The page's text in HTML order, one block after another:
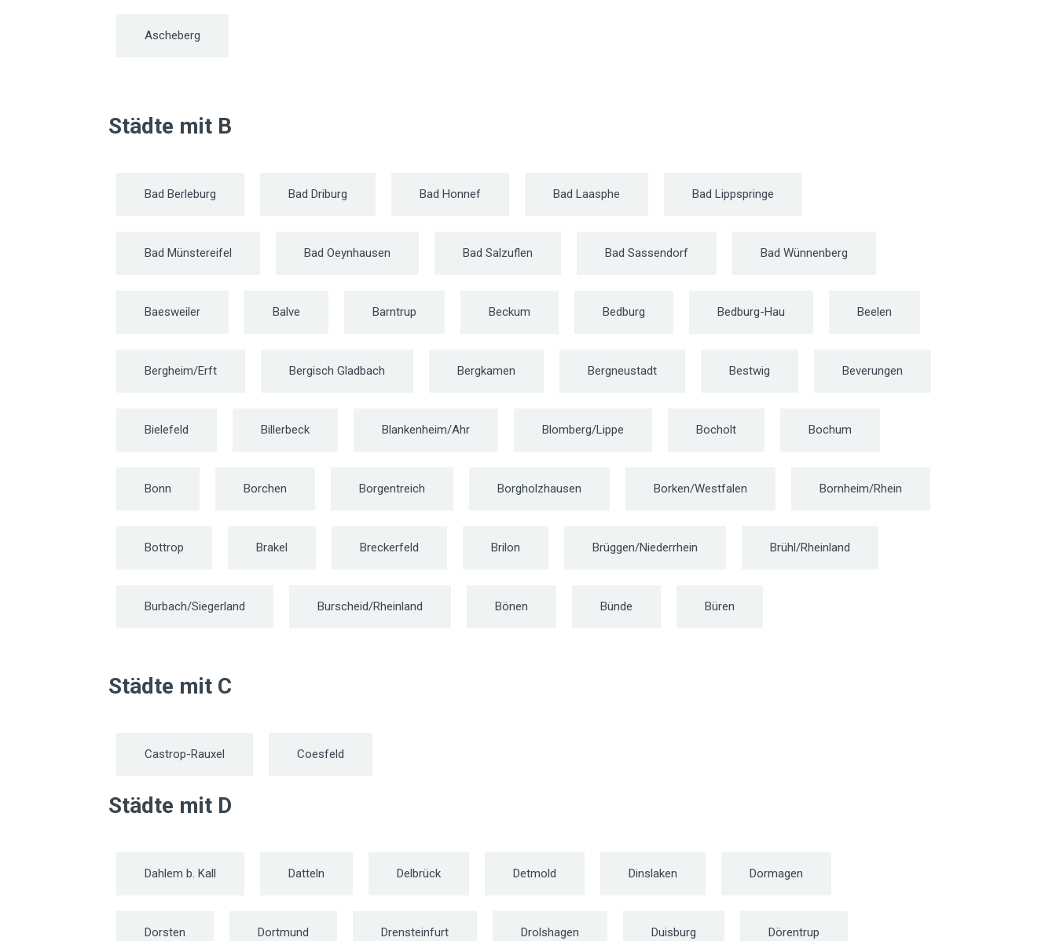
Ascheberg
Städte mit B
Bad Berleburg Bad Driburg Bad Honnef Bad Laasphe Bad Lippspringe
Bad Münstereifel Bad Oeynhausen Bad Salzuflen Bad Sassendorf Bad Wünnenberg
Baesweiler Balve Barntrup Beckum Bedburg Bedburg-Hau Beelen
Bergheim/Erft Bergisch Gladbach Bergkamen Bergneustadt Bestwig Beverungen
Bielefeld Billerbeck Blankenheim/Ahr Blomberg/Lippe Bocholt Bochum
Bonn Borchen Borgentreich Borgholzhausen Borken/Westfalen Bornheim/Rhein
Bottrop Brakel Breckerfeld Brilon Brüggen/Niederrhein Brühl/Rheinland
Burbach/Siegerland Burscheid/Rheinland Bönen Bünde Büren
Städte mit C
Castrop-Rauxel Coesfeld
Städte mit D
Dahlem b. Kall Datteln Delbrück Detmold Dinslaken Dormagen
Dorsten Dortmund Drensteinfurt Drolshagen Duisburg Dörentrup